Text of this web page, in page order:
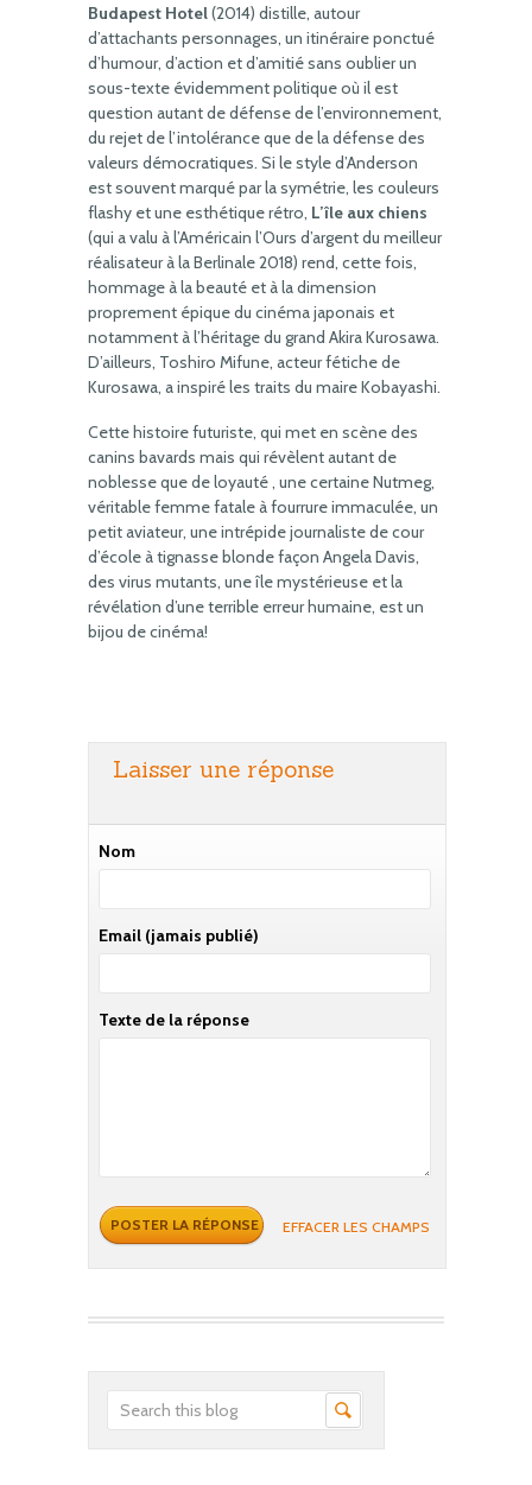
Budapest Hotel(2014) distille, autour
d’attachants personnages, un itinéraire ponctué
d’humour, d’action et d’amitié sans oublier un
sous-texte évidemment politique où il est
question autant de défense de l’environnement,
du rejet de l’intolérance que de la défense des
valeurs démocratiques. Si le style d’Anderson
est souvent marqué par la symétrie, les couleurs
flashy et une esthétique rétro, L’île aux chiens
(qui a valu à l’Américain l’Ours d’argent du meilleur
réalisateur à la Berlinale 2018) rend, cette fois,
hommage à la beauté et à la dimension
proprement épique du cinéma japonais et
notamment à l’héritage du grand Akira Kurosawa.
D’ailleurs, Toshiro Mifune, acteur fétiche de
Kurosawa, a inspiré les traits du maire Kobayashi.
Cette histoire futuriste, qui met en scène des
canins bavards mais qui révèlent autant de
noblesse que de loyauté , une certaine Nutmeg,
véritable femme fatale à fourrure immaculée, un
petit aviateur, une intrépide journaliste de cour
d’école à tignasse blonde façon Angela Davis,
des virus mutants, une île mystérieuse et la
révélation d’une terrible erreur humaine, est un
bijou de cinéma!
Laisser une réponse
Nom
Email (jamais publié)
Texte de la réponse
EFFACER LES CHAMPS